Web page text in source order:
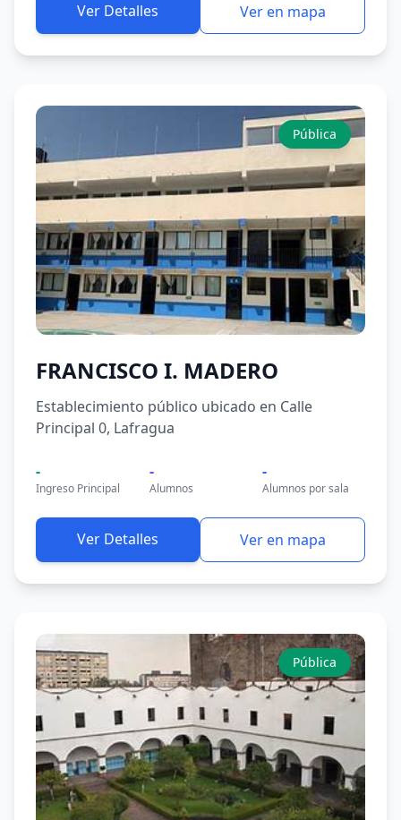
Ver Detalles Ver en mapa
Pública
FRANCISCO I. MADERO
Establecimiento público ubicado en Calle
Principal 0, Lafragua
-
Ingreso Principal
-
Alumnos
-
Alumnos por sala
Ver Detalles Ver en mapa
Pública